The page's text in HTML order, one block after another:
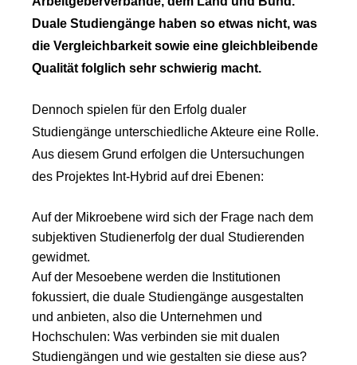
Duale Studiengänge haben so etwas nicht, was
die Vergleichbarkeit sowie eine gleichbleibende
Qualität folglich sehr schwierig macht.
Dennoch spielen für den Erfolg dualer
Studiengänge unterschiedliche Akteure eine Rolle.
Aus diesem Grund erfolgen die Untersuchungen
des Projektes Int-Hybrid auf drei Ebenen:
Auf der Mikroebene wird sich der Frage nach dem
subjektiven Studienerfolg der dual Studierenden
gewidmet.
Auf der Mesoebene werden die Institutionen
fokussiert, die duale Studiengänge ausgestalten
und anbieten, also die Unternehmen und
Hochschulen: Was verbinden sie mit dualen
Studiengängen und wie gestalten sie diese aus?